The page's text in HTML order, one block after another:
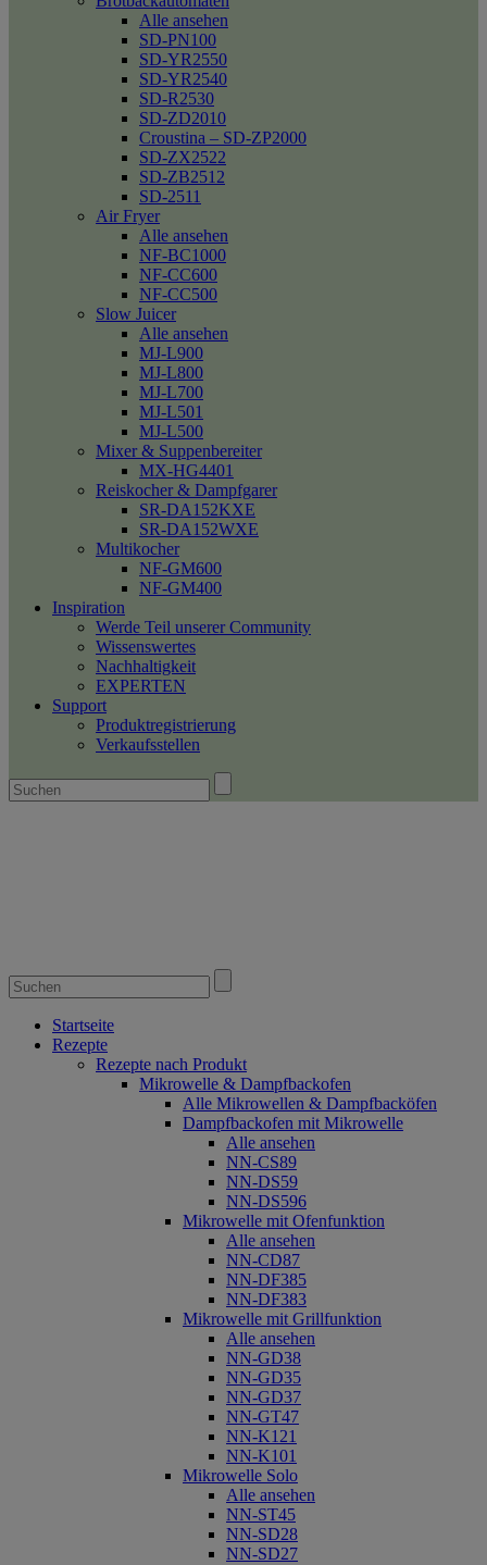
Alle ansehen
SD-PN100
SD-YR2550
SD-YR2540
SD-R2530
SD-ZD2010
Croustina – SD-ZP2000
SD-ZX2522
SD-ZB2512
SD-2511
Air Fryer
Alle ansehen
NF-BC1000
NF-CC600
NF-CC500
Slow Juicer
Alle ansehen
MJ-L900
MJ-L800
MJ-L700
MJ-L501
MJ-L500
Mixer & Suppenbereiter
MX-HG4401
Reiskocher & Dampfgarer
SR-DA152KXE
SR-DA152WXE
Multikocher
NF-GM600
NF-GM400
Inspiration
Werde Teil unserer Community
Wissenswertes
Nachhaltigkeit
EXPERTEN
Support
Produktregistrierung
Verkaufsstellen
Startseite
Rezepte
Rezepte nach Produkt
Mikrowelle & Dampfbackofen
Alle Mikrowellen & Dampfbacköfen
Dampfbackofen mit Mikrowelle
Alle ansehen
NN-CS89
NN-DS59
NN-DS596
Mikrowelle mit Ofenfunktion
Alle ansehen
NN-CD87
NN-DF385
NN-DF383
Mikrowelle mit Grillfunktion
Alle ansehen
NN-GD38
NN-GD35
NN-GD37
NN-GT47
NN-K121
NN-K101
Mikrowelle Solo
Alle ansehen
NN-ST45
NN-SD28
NN-SD27